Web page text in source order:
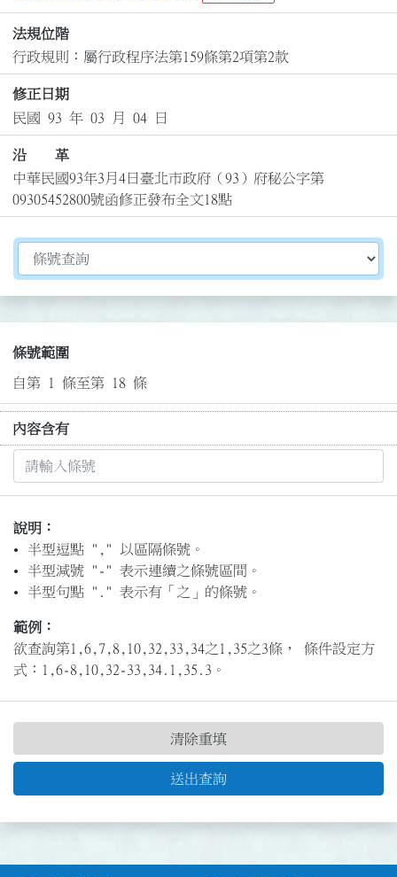
法規位階
行政規則：屬行政程序法第159條第2項第2款
修正日期
民國 93 年 03 月 04 日
沿 革
中華民國93年3月4日臺北市政府（93）府秘公字第
09305452800號函修正發布全文18點
切換選擇法規資訊內容
條號範圍
自第 1 條至第 18 條
內容含有
說明：
半型逗點 "," 以區隔條號。
半型減號 "-" 表示連續之條號區間。
半型句點 "." 表示有「之」的條號。
範例：
欲查詢第1,6,7,8,10,32,33,34之1,35之3條， 條件設定方
式：1,6-8,10,32-33,34.1,35.3。
送出查詢
清除重填